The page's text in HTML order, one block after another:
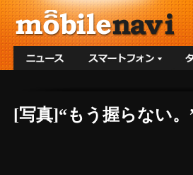
[写真]“もう握らない